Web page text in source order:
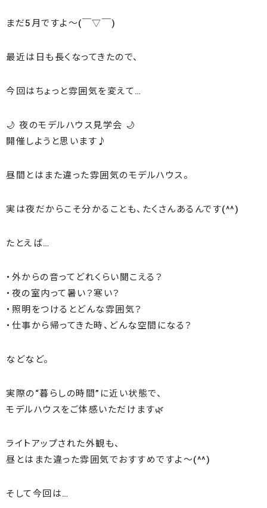
まだ5月ですよ〜(￣▽￣)
最近は日も長くなってきたので、
今回はちょっと雰囲気を変えて…
🌙 夜のモデルハウス見学会 🌙
開催しようと思います♪
昼間とはまた違った雰囲気のモデルハウス。
実は夜だからこそ分かることも、たくさんあるんです(^^)
たとえば…
・外からの音ってどれくらい聞こえる？
・夜の室内って暑い？寒い？
・照明をつけるとどんな雰囲気？
・仕事から帰ってきた時、どんな空間になる？
などなど。
実際の“暮らしの時間”に近い状態で、
モデルハウスをご体感いただけます🌿
ライトアップされた外観も、
昼とはまた違った雰囲気でおすすめですよ〜(^^)
そして今回は…